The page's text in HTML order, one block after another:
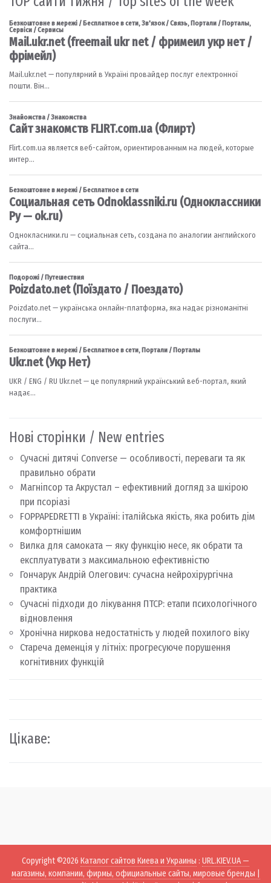
Нові сторінки / New entries
Сучасні дитячі Converse — особливості, переваги та як
правильно обрати
Магніпсор та Акрустал – ефективний догляд за шкірою
при псоріазі
FOPPAPEDRETTI в Україні: італійська якість, яка робить дім
комфортнішим
Вилка для самоката — яку функцію несе, як обрати та
експлуатувати з максимальною ефективністю
Гончарук Андрій Олегович: сучасна нейрохірургічна
практика
Сучасні підходи до лікування ПТСР: етапи психологічного
відновлення
Хронічна ниркова недостатність у людей похилого віку
Стареча деменція у літніх: прогресуюче порушення
когнітивних функцій
Цікаве:
Copyright ©2026 Каталог сайтов Киева и Украины : URL.KIEV.UA —
магазины, компании, фирмы, официальные сайты, мировые бренды |